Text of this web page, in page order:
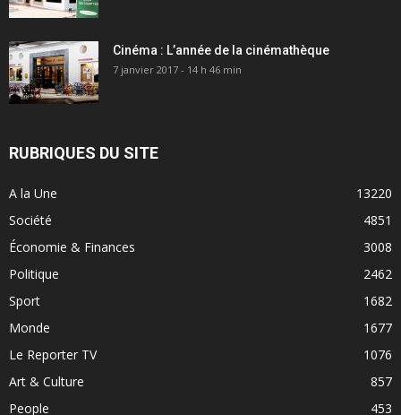
Cinéma : L’année de la cinémathèque
7 janvier 2017 - 14 h 46 min
RUBRIQUES DU SITE
A la Une
13220
Société
4851
Économie & Finances
3008
Politique
2462
Sport
1682
Monde
1677
Le Reporter TV
1076
Art & Culture
857
People
453